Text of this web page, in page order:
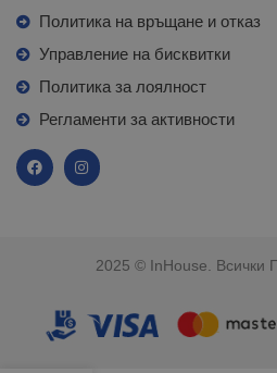
Политика на връщане и отказ
Управление на бисквитки
Политика за лоялност
Регламенти за активности
2025 © InHouse. Всички